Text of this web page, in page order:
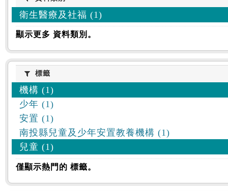
衛生醫療及社福 (1)
顯示更多 資料類別。
標籤標籤
機構 (1)
少年 (1)
安置 (1)
南投縣兒童及少年安置教養機構 (1)
兒童 (1)
僅顯示熱門的 標籤。